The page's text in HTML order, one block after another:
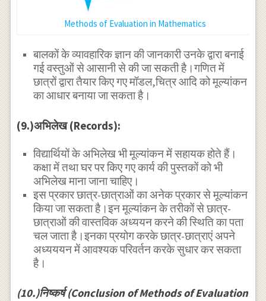
Methods of Evaluation in Mathematics
बालकों के व्यावहारिक ज्ञान की जानकारी उनके द्वारा बनाई
गई वस्तुओं से आसानी से की जा सकती है।गणित में
छात्रों द्वारा तैयार किए गए मॉडल,चित्र आदि को मूल्यांकन
का आधार बनाया जा सकता है।
(9.)अभिलेख (Records):
विद्यार्थियों के अभिलेख भी मूल्यांकन में सहायक होते हैं।
कक्षा में तथा घर पर किए गए कार्य की पुस्तकों को भी
अभिलेख माना जाना चाहिए।
इस प्रकार छात्र-छात्राओं का अनेक प्रकार से मूल्यांकन
किया जा सकता है।इन मूल्यांकन के तरीकों से छात्र-
छात्राओं की वास्तविक अध्ययन करने की स्थिति का पता
चल जाता है।इनका प्रयोग करके छात्र-छात्राएं अपने
अध्यययन में आवश्यक परिवर्तन करके सुधार कर सकता
है।
(10.)निष्कर्ष (Conclusion of Methods of Evaluation